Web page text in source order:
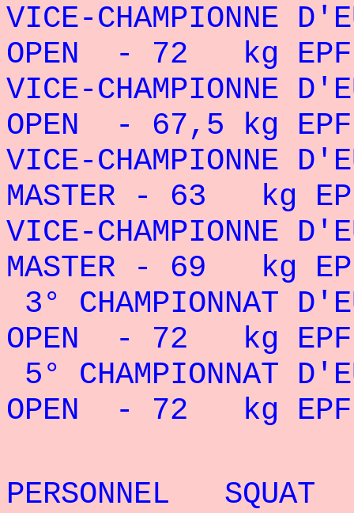
VICE-CHAMPIONNE
OPEN - 72 kg
VICE-CHAMPIONNE
OPEN - 67,5 kg
VICE-CHAMPIONNE
MASTER - 63 kg
VICE-CHAMPIONNE
MASTER - 69 kg
3° CHAMPIONNAT
OPEN - 72 kg
5° CHAMPIONNAT
OPEN - 72 kg
PERSONNEL